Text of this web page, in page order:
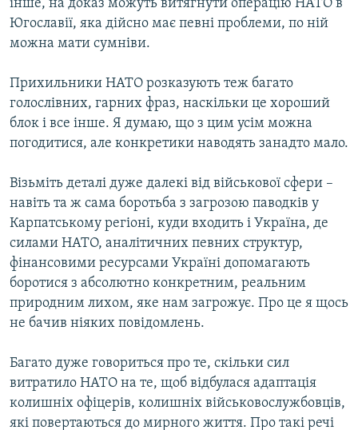
інше, на доказ можуть витягнути операцію НАТО в
Югославії, яка дійсно має певні проблеми, по ній
можна мати сумніви.
Прихильники НАТО розказують теж багато
голослівних, гарних фраз, наскільки це хороший
блок і все інше. Я думаю, що з цим усім можна
погодитися, але конкретики наводять занадто мало.
Візьміть деталі дуже далекі від військової сфери –
навіть та ж сама боротьба з загрозою паводків у
Карпатському регіоні, куди входить і Україна, де
силами НАТО, аналітичних певних структур,
фінансовими ресурсами Україні допомагають
боротися з абсолютно конкретним, реальним
природним лихом, яке нам загрожує. Про це я щось
не бачив ніяких повідомлень.
Багато дуже говориться про те, скільки сил
витратило НАТО на те, щоб відбулася адаптація
колишніх офіцерів, колишніх військовослужбовців,
які повертаються до мирного життя. Про такі речі